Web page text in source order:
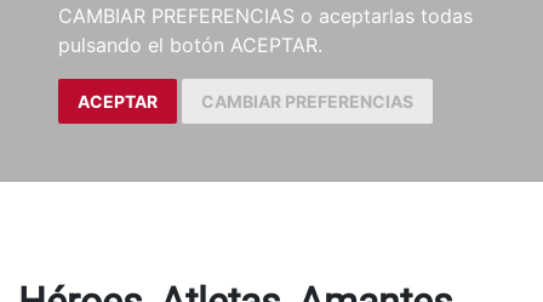
CAMBIAR PREFERENCIAS o aceptarlas todas
pulsando el botón ACEPTAR.
ACEPTAR CAMBIAR PREFERENCIAS